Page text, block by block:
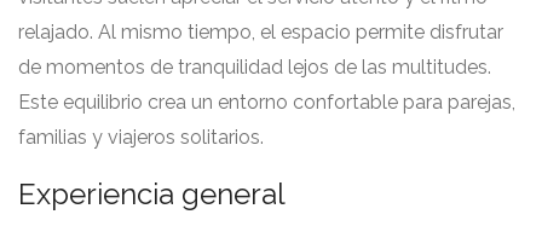
relajado. Al mismo tiempo, el espacio permite disfrutar
de momentos de tranquilidad lejos de las multitudes.
Este equilibrio crea un entorno confortable para parejas,
familias y viajeros solitarios.
Experiencia general